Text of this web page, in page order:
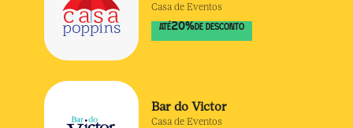
Casa de Eventos
ATÉ20% DE DESCONTO
Bar do Victor
Casa de Eventos